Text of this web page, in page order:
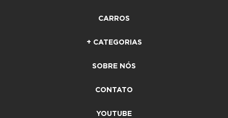
CARROS
+ CATEGORIAS
SOBRE NÓS
CONTATO
YOUTUBE